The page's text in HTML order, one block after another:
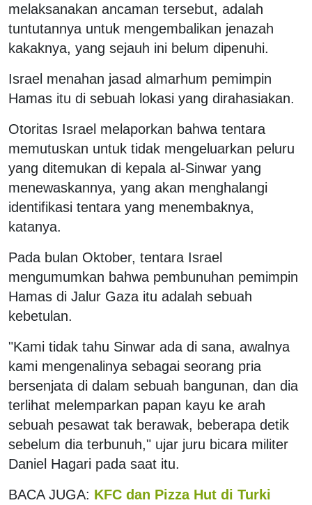
melaksanakan ancaman tersebut, adalah
tuntutannya untuk mengembalikan jenazah
kakaknya, yang sejauh ini belum dipenuhi.
Israel menahan jasad almarhum pemimpin
Hamas itu di sebuah lokasi yang dirahasiakan.
Otoritas Israel melaporkan bahwa tentara
memutuskan untuk tidak mengeluarkan peluru
yang ditemukan di kepala al-Sinwar yang
menewaskannya, yang akan menghalangi
identifikasi tentara yang menembaknya,
katanya.
Pada bulan Oktober, tentara Israel
mengumumkan bahwa pembunuhan pemimpin
Hamas di Jalur Gaza itu adalah sebuah
kebetulan.
"Kami tidak tahu Sinwar ada di sana, awalnya
kami mengenalinya sebagai seorang pria
bersenjata di dalam sebuah bangunan, dan dia
terlihat melemparkan papan kayu ke arah
sebuah pesawat tak berawak, beberapa detik
sebelum dia terbunuh," ujar juru bicara militer
Daniel Hagari pada saat itu.
BACA JUGA: KFC dan Pizza Hut di Turki